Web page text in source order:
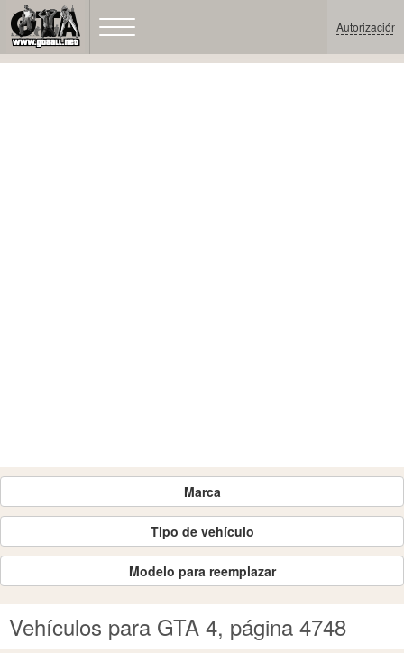
Autorización
Marca
Tipo de vehículo
Modelo para reemplazar
Vehículos para GTA 4, página 4748